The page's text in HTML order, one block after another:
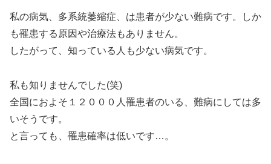
私の病気、多系統萎縮症、は患者が少ない難病です。しか
も罹患する原因や治療法もありません。
したがって、知っている人も少ない病気です。
私も知りませんでした(笑)
全国におよそ１２０００人罹患者のいる、難病にしては多
いそうです。
と言っても、罹患確率は低いです…。